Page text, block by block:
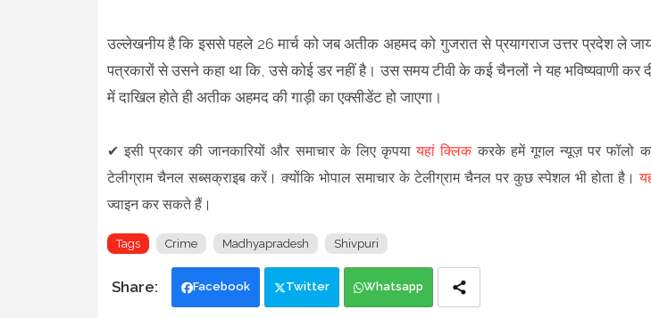
उल्लेखनीय है कि इससे पहले 26 मार्च को जब अतीक अहमद को गुजरात से प्रयागराज उत्तर प्रदेश ले जाया
पत्रकारों से उसने कहा था कि, उसे कोई डर नहीं है। उस समय टीवी के कई चैनलों ने यह भविष्यवाणी कर
में दाखिल होते ही अतीक अहमद की गाड़ी का एक्सीडेंट हो जाएगा।
✔ इसी प्रकार की जानकारियों और समाचार के लिए कृपयायहां क्लिक करके हमें गूगल न्यूज़ पर फॉलो
टेलीग्राम चैनल सब्सक्राइब करें। क्योंकि भोपाल समाचार के टेलीग्राम चैनल पर कुछ स्पेशल भी होता है।
ज्वाइन कर सकते हैं।
Tags Crime Madhyapradesh Shivpuri
Facebook Twitter Whatsapp